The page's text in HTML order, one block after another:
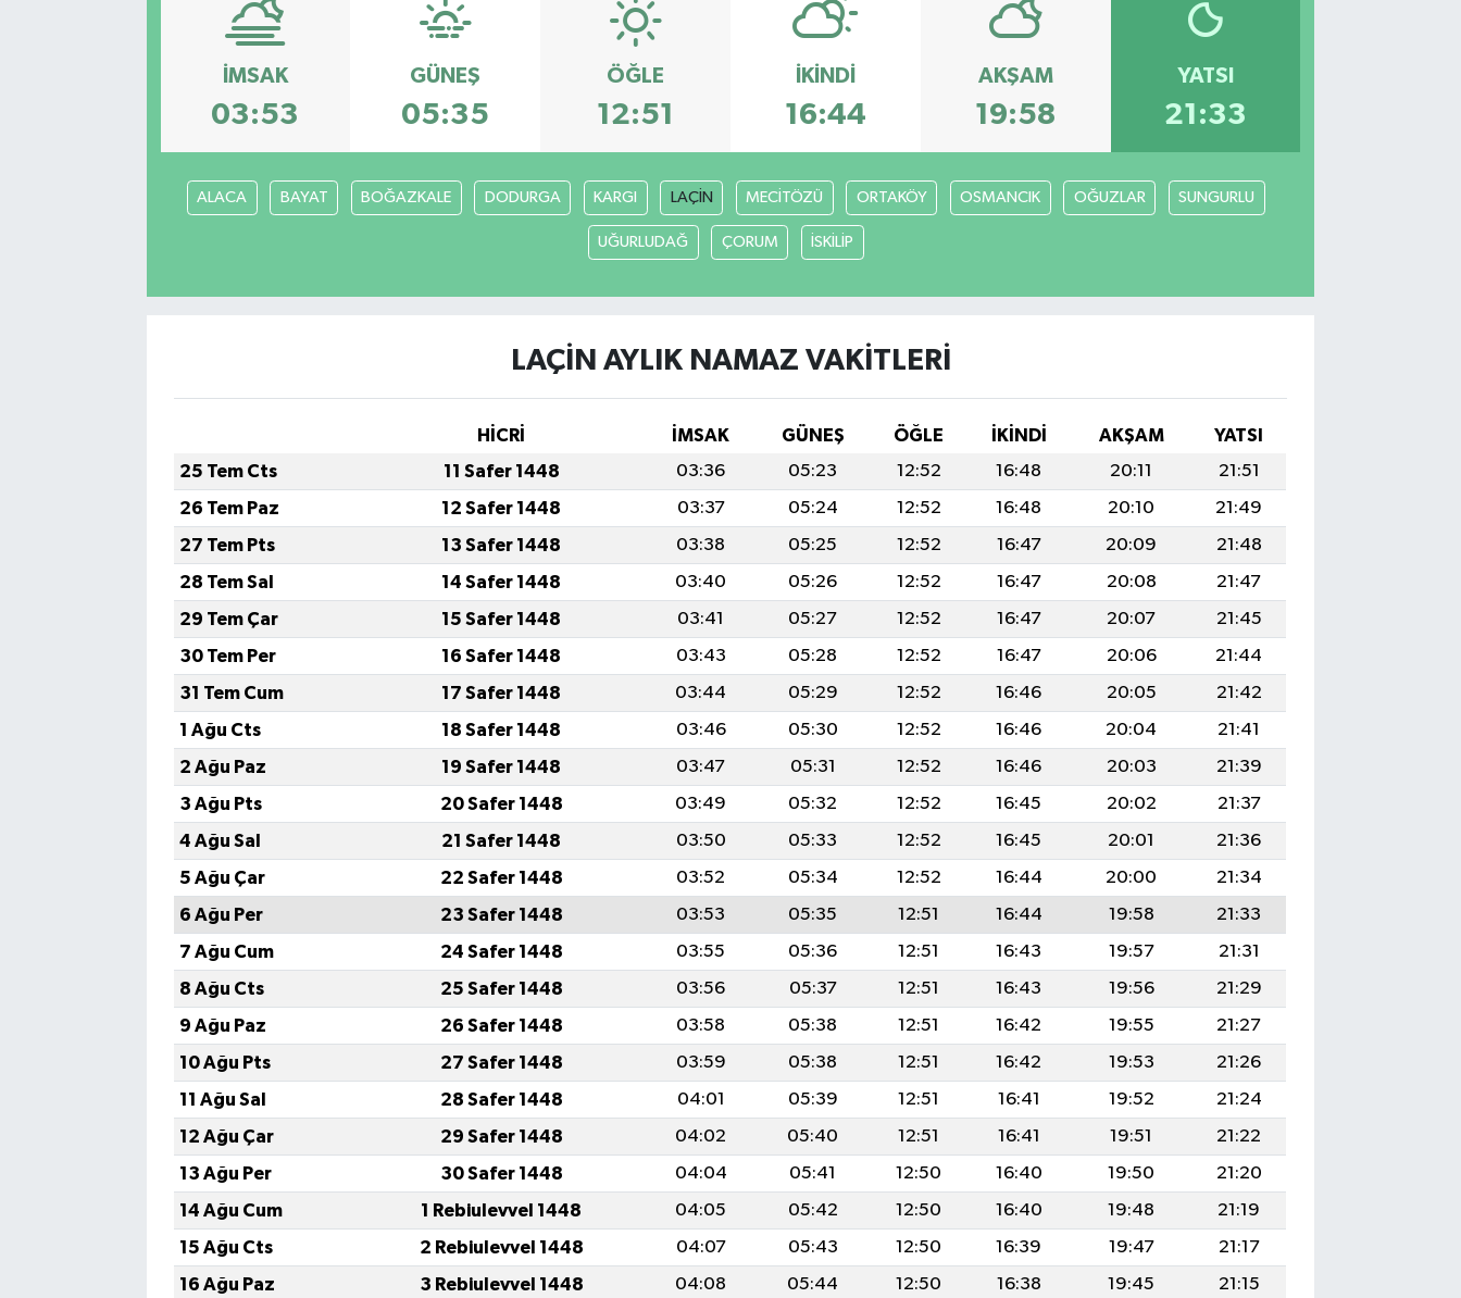
İMSAK
03:53
GÜNEŞ
05:35
ÖĞLE
12:51
İKINDI
16:44
AKŞAM
19:58
YATSI
21:33
ALACA BAYAT BOĞAZKALE DODURGA KARGI LAÇİN MECİTÖZÜ ORTAKÖY OSMANCIK OĞUZLAR SUNGURLU
UĞURLUDAĞ ÇORUM İSKİLİP
LAÇİN AYLIK NAMAZ VAKITLERI
HİCRİ İMSAK GÜNEŞ ÖĞLE İKINDI AKŞAM
YATSI
25 Tem Cts
11 Safer 1448 03:36 05:23 12:52 16:48 20:11
21:51
26 Tem Paz
12 Safer 1448 03:37 05:24 12:52 16:48 20:10
21:49
27 Tem Pts
13 Safer 1448 03:38 05:25 12:52 16:47 20:09
21:48
28 Tem Sal
14 Safer 1448 03:40 05:26 12:52 16:47 20:08
21:47
29 Tem Çar
15 Safer 1448 03:41 05:27 12:52 16:47 20:07
21:45
30 Tem Per
16 Safer 1448 03:43 05:28 12:52 16:47 20:06
21:44
31 Tem Cum
17 Safer 1448 03:44 05:29 12:52 16:46 20:05
21:42
1 Ağu Cts
18 Safer 1448 03:46 05:30 12:52 16:46 20:04
21:41
2 Ağu Paz
19 Safer 1448 03:47 05:31 12:52 16:46 20:03
21:39
3 Ağu Pts
20 Safer 1448 03:49 05:32 12:52 16:45 20:02
21:37
4 Ağu Sal
21 Safer 1448 03:50 05:33 12:52 16:45 20:01
21:36
5 Ağu Çar
22 Safer 1448 03:52 05:34 12:52 16:44 20:00
21:34
6 Ağu Per
23 Safer 1448 03:53 05:35 12:51 16:44 19:58
21:33
7 Ağu Cum
24 Safer 1448 03:55 05:36 12:51 16:43 19:57
21:31
8 Ağu Cts
25 Safer 1448 03:56 05:37 12:51 16:43 19:56
21:29
9 Ağu Paz
26 Safer 1448 03:58 05:38 12:51 16:42 19:55
21:27
10 Ağu Pts
27 Safer 1448 03:59 05:38 12:51 16:42 19:53
21:26
11 Ağu Sal
28 Safer 1448 04:01 05:39 12:51 16:41 19:52
21:24
12 Ağu Çar
29 Safer 1448 04:02 05:40 12:51 16:41 19:51
21:22
13 Ağu Per
30 Safer 1448 04:04 05:41 12:50 16:40 19:50
21:20
14 Ağu Cum
1 Rebiulevvel 1448 04:05 05:42 12:50 16:40 19:48
21:19
15 Ağu Cts
2 Rebiulevvel 1448 04:07 05:43 12:50 16:39 19:47
21:17
16 Ağu Paz
3 Rebiulevvel 1448 04:08 05:44 12:50 16:38 19:45
21:15
Bilim, Teknoloji